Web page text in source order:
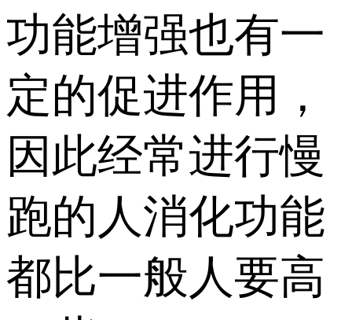
功能增强也有一
定的促进作用，
因此经常进行慢
跑的人消化功能
都比一般人要高